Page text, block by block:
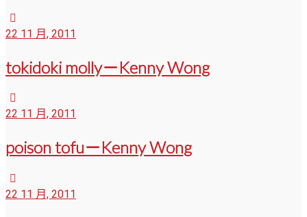
22 11 月, 2011
tokidoki molly－Kenny Wong
22 11 月, 2011
poison tofu－Kenny Wong
22 11 月, 2011